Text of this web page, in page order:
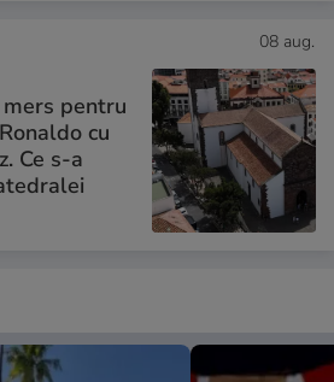
08 aug.
pentru
cu
Ce s-a